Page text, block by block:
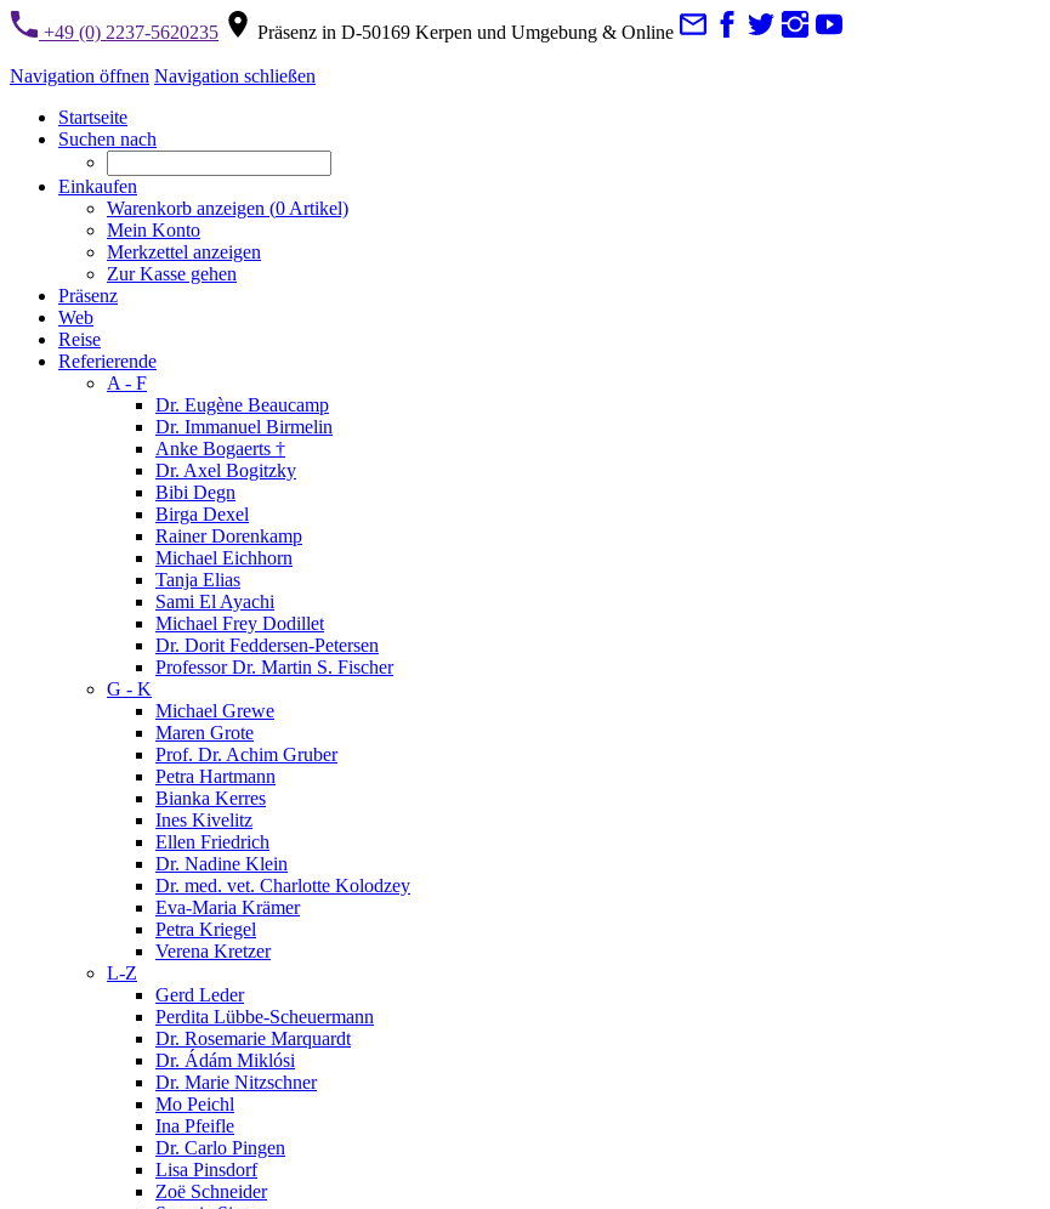
+49 (0) 2237-5620235 Präsenz in D-50169 Kerpen und Umgebung & Online
Navigation öffnen Navigation schließen
Startseite
Suchen nach
Einkaufen
Warenkorb anzeigen (0 Artikel)
Mein Konto
Merkzettel anzeigen
Zur Kasse gehen
Präsenz
Web
Reise
Referierende
A - F
Dr. Eugène Beaucamp
Dr. Immanuel Birmelin
Anke Bogaerts †
Dr. Axel Bogitzky
Bibi Degn
Birga Dexel
Rainer Dorenkamp
Michael Eichhorn
Tanja Elias
Sami El Ayachi
Michael Frey Dodillet
Dr. Dorit Feddersen-Petersen
Professor Dr. Martin S. Fischer
G - K
Michael Grewe
Maren Grote
Prof. Dr. Achim Gruber
Petra Hartmann
Bianka Kerres
Ines Kivelitz
Ellen Friedrich
Dr. Nadine Klein
Dr. med. vet. Charlotte Kolodzey
Eva-Maria Krämer
Petra Kriegel
Verena Kretzer
L-Z
Gerd Leder
Perdita Lübbe-Scheuermann
Dr. Rosemarie Marquardt
Dr. Ádám Miklósi
Dr. Marie Nitzschner
Mo Peichl
Ina Pfeifle
Dr. Carlo Pingen
Lisa Pinsdorf
Zoë Schneider